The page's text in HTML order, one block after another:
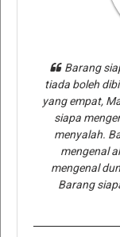
Barang
tiada boleh
yang empat,
siapa
menyalah.
mengenal
mengenal
Barang